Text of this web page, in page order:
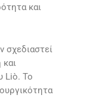
και
σχεδιαστεί
Liò. Το